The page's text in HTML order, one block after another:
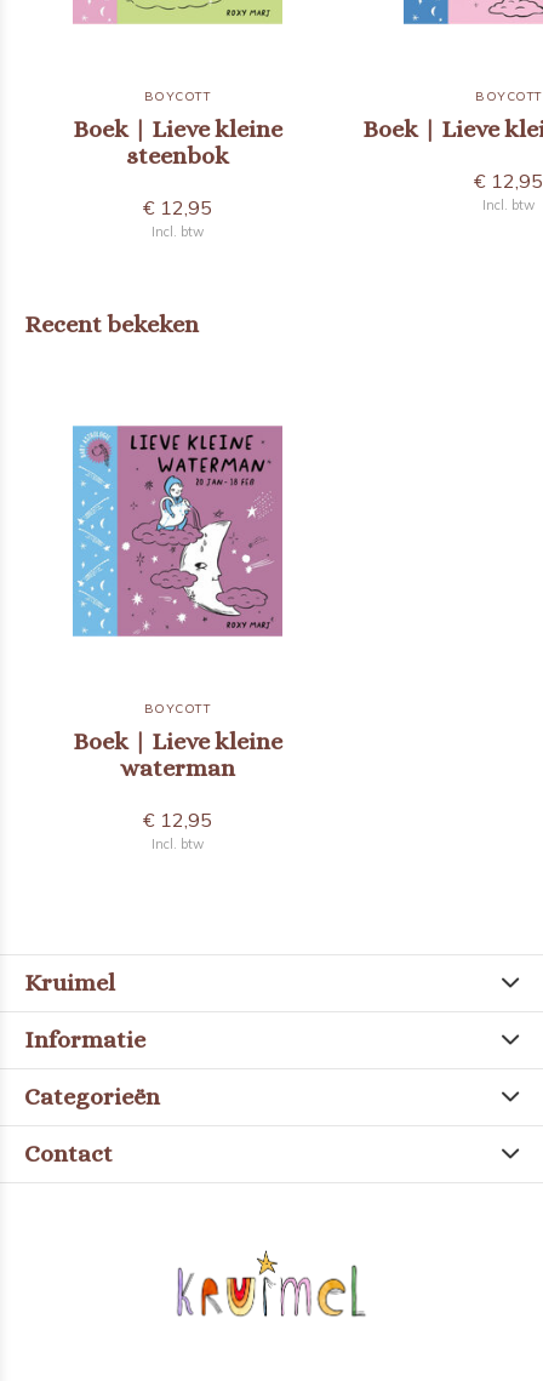
BOYCOTT
Boek | Lieve kleine
steenbok
€ 12,95
Incl. btw
BOYCOTT
Boek | Lieve
€ 12,95
Incl. btw
Recent bekeken
BOYCOTT
Boek | Lieve kleine
waterman
€ 12,95
Incl. btw
Kruimel
Informatie
Categorieën
Contact